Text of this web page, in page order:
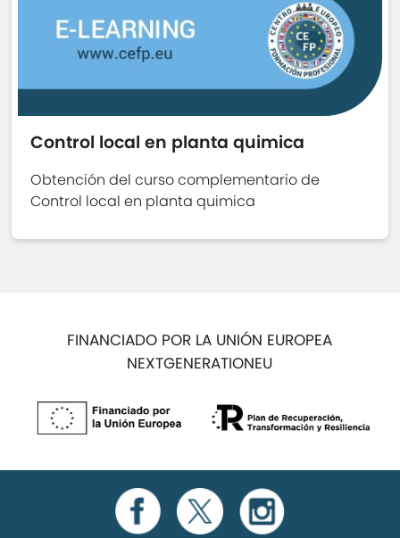
Control local en planta quimica
Obtención del curso complementario de
Control local en planta quimica
FINANCIADO POR LA UNIÓN EUROPEA
NEXTGENERATIONEU